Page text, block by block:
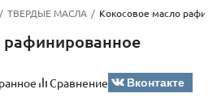
/ ТВЕРДЫЕ МАСЛА / Кокосовое масло
рафинированное
Сравнение Вконтакте